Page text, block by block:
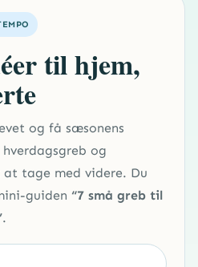
til hjem,
og få sæsonens
og
tage med videre. Du
guiden “7 små greb til
.